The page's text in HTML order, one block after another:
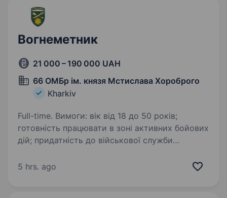
Вогнеметник
21 000 – 190 000 UAH
66 ОМБр ім. князя Мстислава Хороброго
Kharkiv
Full-time. Вимоги: вік від 18 до 50 років;
готовність працювати в зоні активних бойових
дій; придатність до військової служби
психологічними якостями; освіта: середня,
5 hrs. ago